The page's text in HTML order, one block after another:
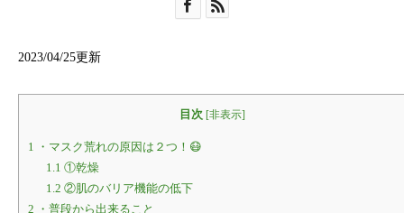
2023/04/25更新
目次 [非表示]
1 ・マスク荒れの原因は２つ！😷
1.1 ①乾燥
1.2 ②肌のバリア機能の低下
2 ・普段から出来ること